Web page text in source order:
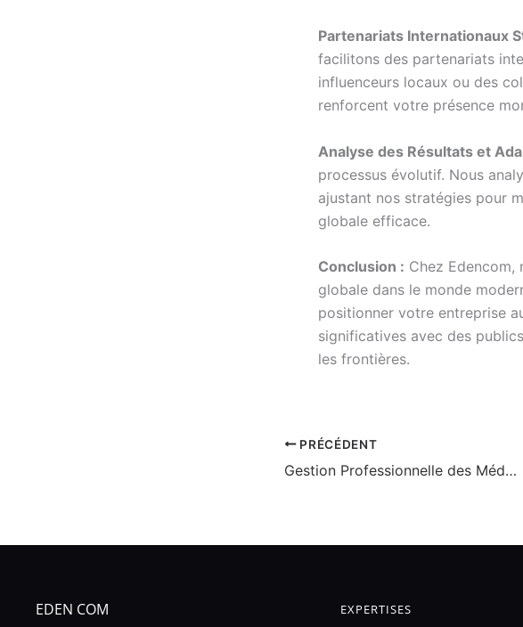
Partenariats Internationaux
facilitons des partenariats
influenceurs locaux ou des
renforcent votre présence
Analyse des Résultats et
processus évolutif. Nous
ajustant nos stratégies pour
globale efficace.
Conclusion : Chez Edencom,
globale dans le monde
positionner votre entreprise
significatives avec des
les frontières.
PRÉCÉDENT
Gestion Professionnelle des Médias Sociaux: Boostez Votre Présence en Ligne
EDEN COM EXPERTISES